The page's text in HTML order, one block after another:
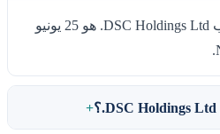
التاريخ المتوقع لطرح اكتتاب DSC Holdings Ltd. هو 25 يونيو